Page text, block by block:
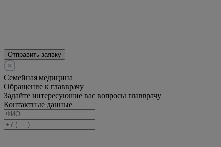
Отправить заявку
Семейная медицина
Обращение к главврачу
Задайте интересующие вас вопросы главврачу
Контактные данные